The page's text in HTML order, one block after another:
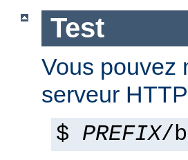
Test
Vous pouvez
serveur
$ PREFIX/